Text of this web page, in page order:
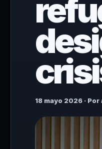
18 mayo 2026 · Por